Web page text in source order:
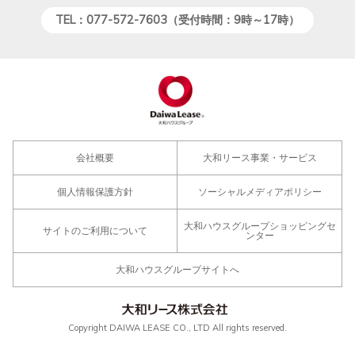
TEL：077-572-7603（受付時間：9時～17時）
会社概要 大和リース事業・サービス
個人情報保護方針 ソーシャルメディアポリシー
サイトのご利用について
大和ハウスグループショッピングセ
ンター
大和ハウスグループサイトへ
Copyright DAIWA LEASE CO., LTD All rights reserved.